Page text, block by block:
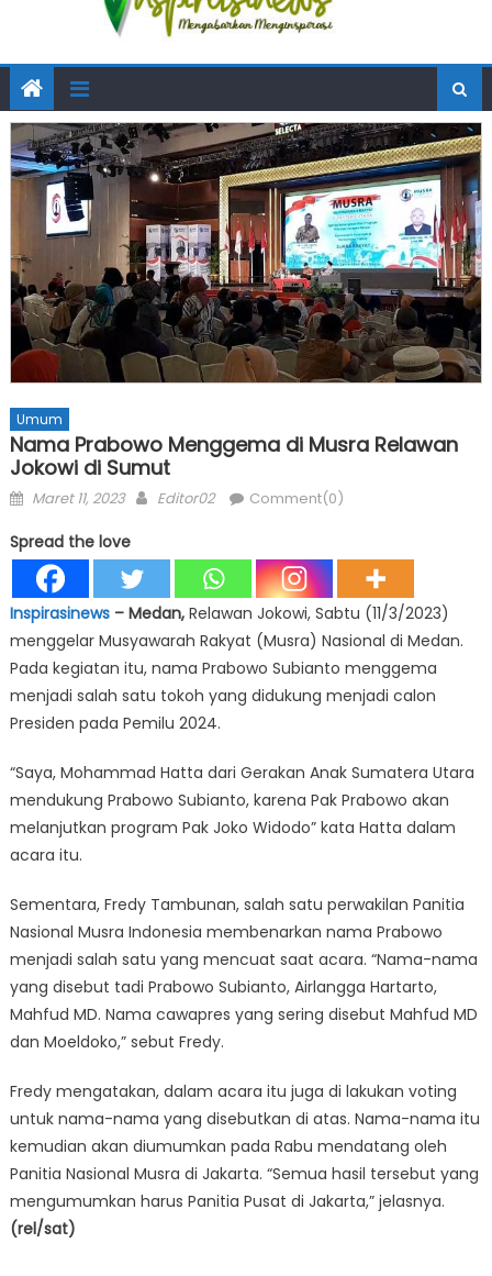
Umum
Nama Prabowo Menggema di Musra Relawan
Jokowi di Sumut
Posted
Maret 11, 2023 Author
Editor02 Comment(0)
Spread the love
Inspirasinews– Medan,Relawan Jokowi, Sabtu (11/3/2023)
menggelar Musyawarah Rakyat (Musra) Nasional di Medan.
Pada kegiatan itu, nama Prabowo Subianto menggema
menjadi salah satu tokoh yang didukung menjadi calon
Presiden pada Pemilu 2024.
“Saya, Mohammad Hatta dari Gerakan Anak Sumatera Utara
mendukung Prabowo Subianto, karena Pak Prabowo akan
melanjutkan program Pak Joko Widodo” kata Hatta dalam
acara itu.
Sementara, Fredy Tambunan, salah satu perwakilan Panitia
Nasional Musra Indonesia membenarkan nama Prabowo
menjadi salah satu yang mencuat saat acara. “Nama-nama
yang disebut tadi Prabowo Subianto, Airlangga Hartarto,
Mahfud MD. Nama cawapres yang sering disebut Mahfud MD
dan Moeldoko,” sebut Fredy.
Fredy mengatakan, dalam acara itu juga di lakukan voting
untuk nama-nama yang disebutkan di atas. Nama-nama itu
kemudian akan diumumkan pada Rabu mendatang oleh
Panitia Nasional Musra di Jakarta. “Semua hasil tersebut yang
mengumumkan harus Panitia Pusat di Jakarta,” jelasnya.
(rel/sat)